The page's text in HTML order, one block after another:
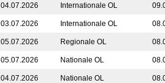
04.07.2026 Internationale OL
03.07.2026 Internationale OL
05.07.2026 Regionale OL
05.07.2026 Nationale OL
04.07.2026 Nationale OL